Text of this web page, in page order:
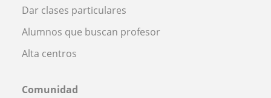
Dar clases particulares
Alumnos que buscan profesor
Alta centros
Comunidad